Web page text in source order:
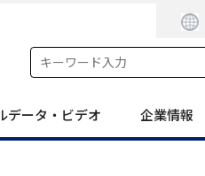
データ・ビデオ 企業情報